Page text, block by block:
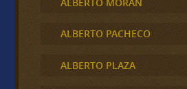
ALBERTO PACHECO
ALBERTO PLAZA